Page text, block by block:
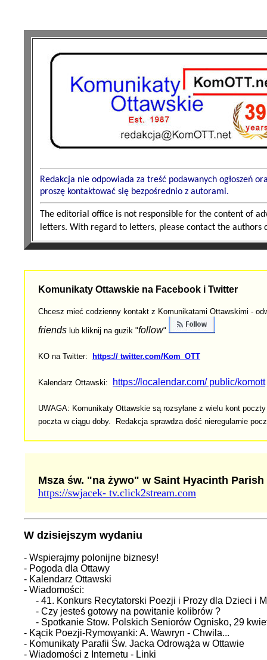
Redakcja nie odpowiada za treść podawanych ogłoszeń
proszę kontaktować się bezpośrednio z autorami.
The editorial office is not responsible for the content of
letters. With regard to letters, please contact the authors
Komunikaty Ottawskie na Facebook i Twitter
Chcesz mieć codzienny kontakt z Komunikatami Ottawskimi -
friends lub kliknij na guzik "follow"
KO na Twitter: https:// twitter.com/Kom_OTT
Kalendarz Ottawski: https://localendar.com/ public/komott
UWAGA: Komunikaty Ottawskie są rozsyłane z wielu kont
poczta w ciągu doby. Redakcja sprawdza dość nieregularnie
Msza św. "na żywo" w Saint Hyacinth Parish
https://swjacek- tv.click2stream.com
W dzisiejszym wydaniu
- Wspierajmy polonijne biznesy!
- Pogoda dla Ottawy
- Kalendarz Ottawski
- Wiadomości:
- 41. Konkurs Recytatorski Poezji i Prozy dla Dzieci i
- Czy jesteś gotowy na powitanie kolibrów ?
- Spotkanie Stow. Polskich Seniorów Ognisko, 29
- Kącik Poezji-Rymowanki: A. Wawryn - Chwila...
- Komunikaty Parafii Św. Jacka Odrowąża w Ottawie
- Wiadomości z Internetu - Linki